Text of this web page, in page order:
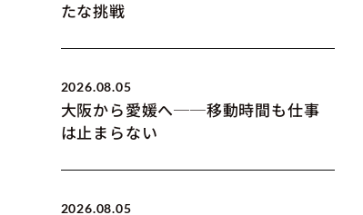
たな挑戦
2026.08.05
大阪から愛媛へ──移動時間も仕事
は止まらない
2026.08.05